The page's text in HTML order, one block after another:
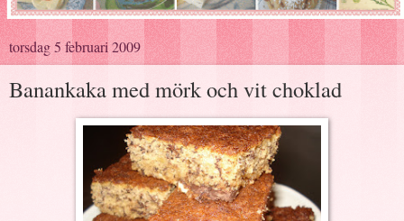
torsdag 5 februari 2009
Banankaka med mörk och vit choklad